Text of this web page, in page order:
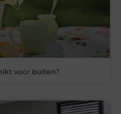
voor buiten?